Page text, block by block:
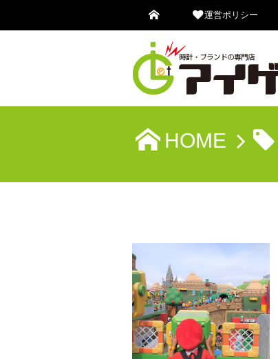
運営ポリシー
HOME